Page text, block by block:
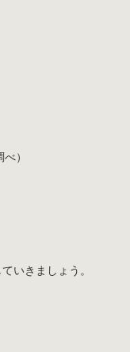
）
いきましょう。